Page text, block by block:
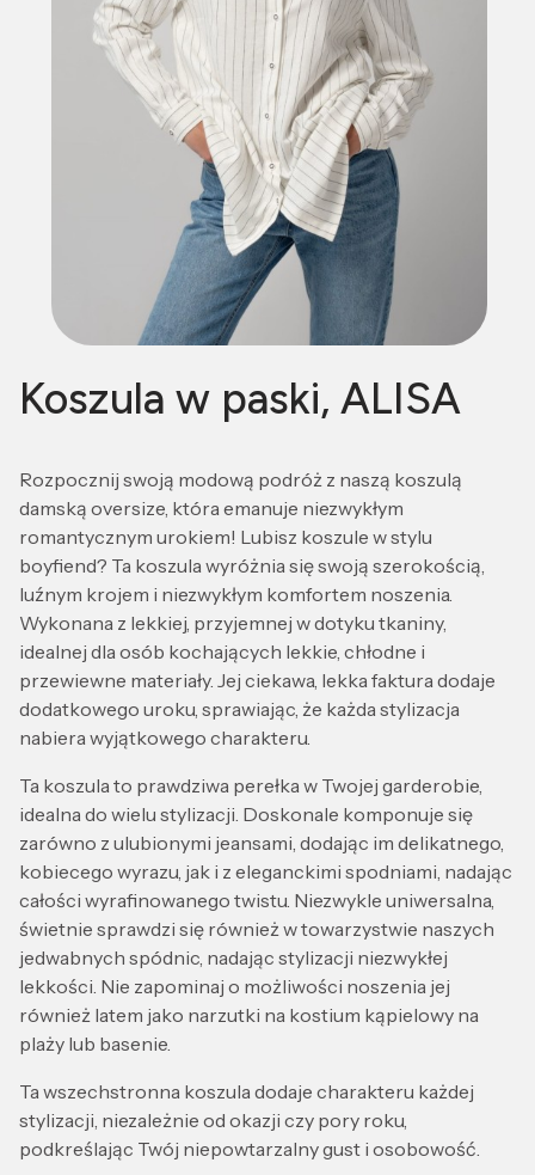
Koszula w paski, ALISA
Rozpocznij swoją modową podróż z naszą koszulą
damską oversize, która emanuje niezwykłym
romantycznym urokiem! Lubisz koszule w stylu
boyfiend? Ta koszula wyróżnia się swoją szerokością,
luźnym krojem i niezwykłym komfortem noszenia.
Wykonana z lekkiej, przyjemnej w dotyku tkaniny,
idealnej dla osób kochających lekkie, chłodne i
przewiewne materiały. Jej ciekawa, lekka faktura dodaje
dodatkowego uroku, sprawiając, że każda stylizacja
nabiera wyjątkowego charakteru.
Ta koszula to prawdziwa perełka w Twojej garderobie,
idealna do wielu stylizacji. Doskonale komponuje się
zarówno z ulubionymi jeansami, dodając im delikatnego,
kobiecego wyrazu, jak i z eleganckimi spodniami, nadając
całości wyrafinowanego twistu. Niezwykle uniwersalna,
świetnie sprawdzi się również w towarzystwie naszych
jedwabnych spódnic, nadając stylizacji niezwykłej
lekkości. Nie zapominaj o możliwości noszenia jej
również latem jako narzutki na kostium kąpielowy na
plaży lub basenie.
Ta wszechstronna koszula dodaje charakteru każdej
stylizacji, niezależnie od okazji czy pory roku,
podkreślając Twój niepowtarzalny gust i osobowość.